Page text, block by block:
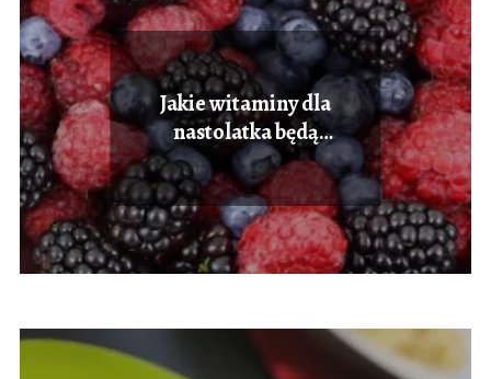
Jakie witaminy dla
nastolatka będą
odpowiednie w jego okresie
dojrzewania?